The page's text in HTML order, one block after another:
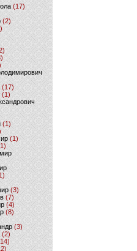
(17)
(2)
(17)
(1)
(1)
(1)
(3)
(7)
(4)
(8)
(3)
(2)